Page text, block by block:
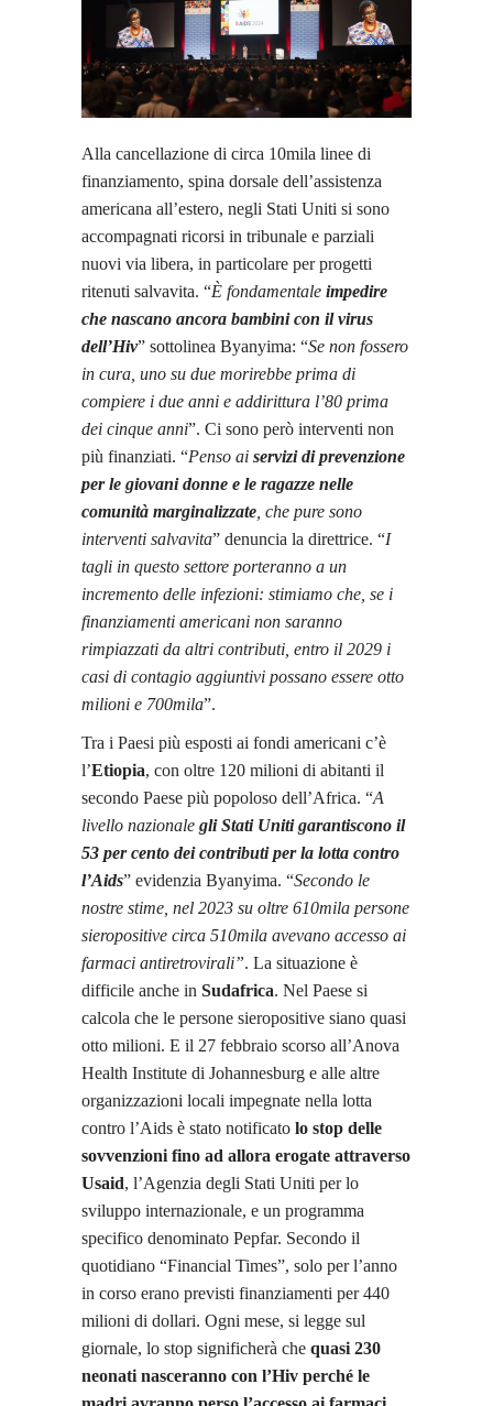
Alla cancellazione di circa 10mila linee di
finanziamento, spina dorsale dell’assistenza
americana all’estero, negli Stati Uniti si sono
accompagnati ricorsi in tribunale e parziali
nuovi via libera, in particolare per progetti
ritenuti salvavita. “È fondamentale impedire
che nascano ancora bambini con il virus
dell’Hiv” sottolinea Byanyima: “Se non fossero
in cura, uno su due morirebbe prima di
compiere i due anni e addirittura l’80 prima
dei cinque anni”. Ci sono però interventi non
più finanziati. “Penso ai servizi di prevenzione
per le giovani donne e le ragazze nelle
comunità marginalizzate , che pure sono
interventi salvavita” denuncia la direttrice. “I
tagli in questo settore porteranno a un
incremento delle infezioni: stimiamo che, se i
finanziamenti americani non saranno
rimpiazzati da altri contributi, entro il 2029 i
casi di contagio aggiuntivi possano essere otto
milioni e 700mila”.
Tra i Paesi più esposti ai fondi americani c’è
l’Etiopia, con oltre 120 milioni di abitanti il
secondo Paese più popoloso dell’Africa. “A
livello nazionale gli Stati Uniti garantiscono il
53 per cento dei contributi per la lotta contro
l’Aids” evidenzia Byanyima. “Secondo le
nostre stime, nel 2023 su oltre 610mila persone
sieropositive circa 510mila avevano accesso ai
farmaci antiretrovirali”. La situazione è
difficile anche in Sudafrica. Nel Paese si
calcola che le persone sieropositive siano quasi
otto milioni. E il 27 febbraio scorso all’Anova
Health Institute di Johannesburg e alle altre
organizzazioni locali impegnate nella lotta
contro l’Aids è stato notificato lo stop delle
sovvenzioni fino ad allora erogate attraverso
Usaid, l’Agenzia degli Stati Uniti per lo
sviluppo internazionale, e un programma
specifico denominato Pepfar. Secondo il
quotidiano “Financial Times”, solo per l’anno
in corso erano previsti finanziamenti per 440
milioni di dollari. Ogni mese, si legge sul
giornale, lo stop significherà che quasi 230
neonati nasceranno con l’Hiv perché le